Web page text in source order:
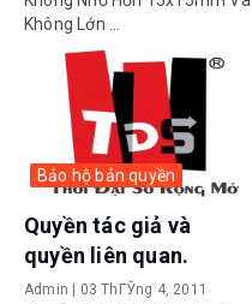
Không Lớn ...
Bảo hộ bản quyền
Quyền tác giả và
quyền liên quan.
Admin 03 ThГЎng 4, 2011